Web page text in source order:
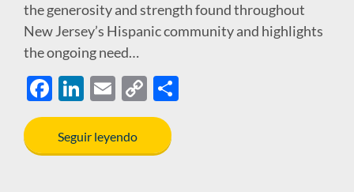
the generosity and strength found throughout
New Jersey’s Hispanic community and highlights
the ongoing need…
F
ac
e
b
Li
n
k
e
E
m
ail
C
o
y
Seguir leyendo